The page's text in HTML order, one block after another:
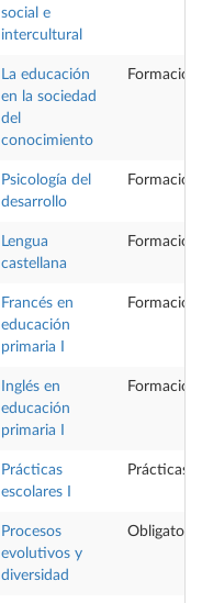
social e
intercultural
La educación
en la sociedad
del
conocimiento
Formación
Psicología del
desarrollo
Formación
Lengua
castellana
Formación
Francés en
educación
primaria I
Formación
Inglés en
educación
primaria I
Formación
Prácticas
escolares I
Prácticas
Procesos
evolutivos y
diversidad
Obligatoria